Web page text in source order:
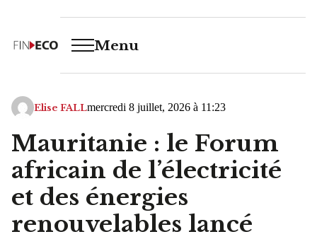
Menu
Elise FALLmercredi 8 juillet, 2026 à 11:23
Mauritanie : le Forum
africain de l’électricité
et des énergies
renouvelables lancé